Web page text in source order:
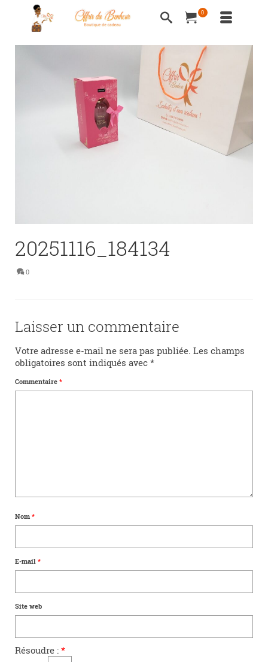
0
20251116_184134
0
Laisser un commentaire
Votre adresse e-mail ne sera pas publiée. Les champs
obligatoires sont indiqués avec *
Commentaire *
Nom *
E-mail *
Site web
Résoudre : *